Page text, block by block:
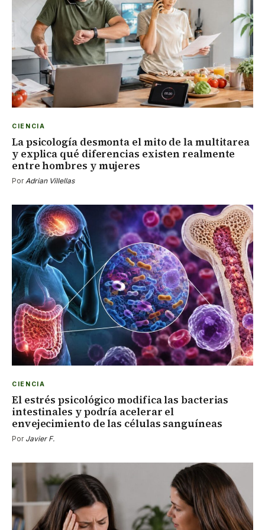
CIENCIA
La psicología desmonta el mito de la multitarea
y explica qué diferencias existen realmente
entre hombres y mujeres
PorAdrian Villellas
CIENCIA
El estrés psicológico modifica las bacterias
intestinales y podría acelerar el
envejecimiento de las células sanguíneas
Por Javier F.